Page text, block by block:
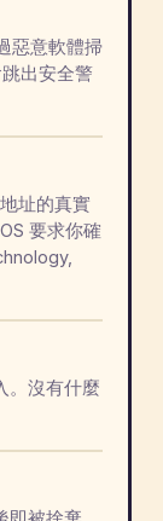
惡意軟體掃
出安全警
址的真實
要求你確
。沒有什麼